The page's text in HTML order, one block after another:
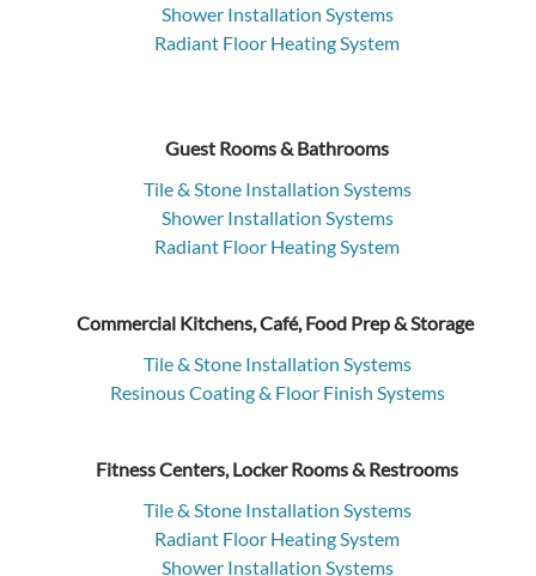
Shower Installation Systems
Radiant Floor Heating System
Guest Rooms & Bathrooms
Tile & Stone Installation Systems
Shower Installation Systems
Radiant Floor Heating System
Commercial Kitchens, Café, Food Prep & Storage
Tile & Stone Installation Systems
Resinous Coating & Floor Finish Systems
Fitness Centers, Locker Rooms & Restrooms
Tile & Stone Installation Systems
Radiant Floor Heating System
Shower Installation Systems